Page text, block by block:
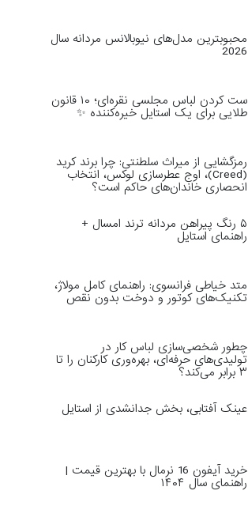
محبوبترین مدل‌های نیوبالانس مردانه سال
2026
ست کردن لباس مجلسی نقره‌ای؛ ۱۰ قانون
طلایی برای یک استایل خیره‌کننده ✨
رمزگشایی از میراث سلطنتی: چرا برند کرید
(Creed)، اوج عطرسازی لوکس، انتخاب
انحصاری خاندان‌های حاکم است؟
۵ رنگ پیراهن مردانه ترند امسال +
راهنمای استایل
متد خیاطی فرانسوی: راهنمای کامل مولاژ،
تکنیک‌های کوتور و دوخت بدون نقص
چطور شخصی‌سازی لباس کار در
تولیدی‌های حرفه‌ای، بهره‌وری کارکنان را تا
۳ برابر می‌کند؟
عینک آفتابی، بخش جدانشدی از استایل
خرید آیفون 16 نرمال با بهترین قیمت |
راهنمای سال ۱۴۰۴